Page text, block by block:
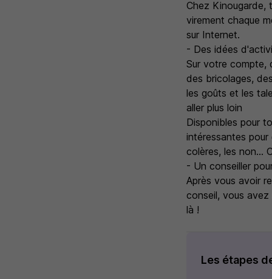
Chez
virement chaque
sur Internet.
- Des idées
Sur votre compte,
des bricolages,
les goûts et les
aller plus loin
Disponibles pour
intéressantes
colères, les non...
- Un conseiller
Après vous avoir
conseil, vous
là !
Les étapes